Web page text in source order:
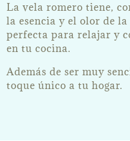
La vela romero tiene,
la esencia y el olor de
perfecta para relajar y
en tu cocina.
Además de ser muy
toque único a tu hogar.